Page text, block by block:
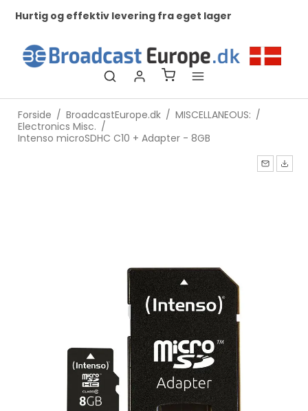
Hurtig og effektiv levering fra eget lager
Forside / BroadcastEurope.dk / MISCELLANEOUS: /
Electronics Misc. /
Intenso microSDHC C10 + Adapter - 8GB